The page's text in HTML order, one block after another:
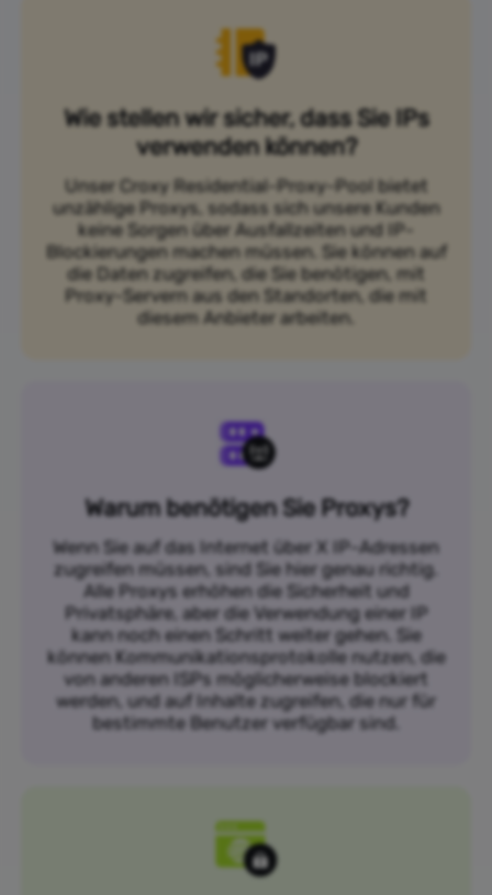
Wie stellen wir sicher, dass Sie IPs
verwenden können?
Unser Croxy Residential-Proxy-Pool bietet
unzählige Proxys, sodass sich unsere Kunden
keine Sorgen über Ausfallzeiten und IP-
Blockierungen machen müssen. Sie können auf
die Daten zugreifen, die Sie benötigen, mit
Proxy-Servern aus den Standorten, die mit
diesem Anbieter arbeiten.
Warum benötigen Sie Proxys?
Wenn Sie auf das Internet über X IP-Adressen
zugreifen müssen, sind Sie hier genau richtig.
Alle Proxys erhöhen die Sicherheit und
Privatsphäre, aber die Verwendung einer IP
kann noch einen Schritt weiter gehen. Sie
können Kommunikationsprotokolle nutzen, die
von anderen ISPs möglicherweise blockiert
werden, und auf Inhalte zugreifen, die nur für
bestimmte Benutzer verfügbar sind.